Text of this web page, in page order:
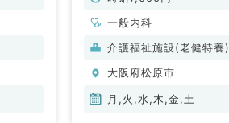
一般内科
介護福祉施設(老健特養)
大阪府松原市
月,火,水,木,金,土